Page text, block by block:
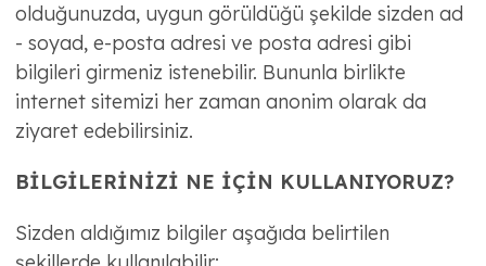
olduğunuzda, uygun görüldüğü şekilde sizden ad
- soyad, e-posta adresi ve posta adresi gibi
bilgileri girmeniz istenebilir. Bununla birlikte
internet sitemizi her zaman anonim olarak da
ziyaret edebilirsiniz.
BİLGİLERİNİZİ NE İÇİN KULLANIYORUZ?
Sizden aldığımız bilgiler aşağıda belirtilen